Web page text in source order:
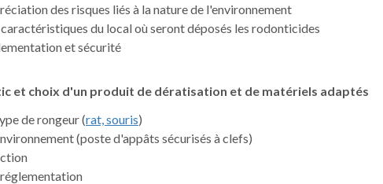
des risques liés à la nature de l'environnement
du local où seront déposés les rodonticides
et sécurité
et choix d'un produit de dératisation et de matériels adaptés
de rongeur (rat, souris)
(poste d'appâts sécurisés à clefs)